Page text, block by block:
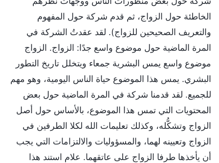
الخاطئة حول الزواج، ثم قدم شركة حول المفهوم
والتعريف الصحيحين للزواج). لقد عقدتُ الشركة في
المرة الماضية حول موضوع واسع جدًا: الزواج. الزواج
موضوع واسع يمس البشرية جمعاء ويتخلل تاريخ التطور
البشري. يمس هذا الموضوع حياة الناس اليومية، وهو مهم
للجميع. لقد قدمنا شركة في المرة الماضية حول بعض
المحتويات التي تمس هذا الموضوع، بالأساس حول أصل
الزواج وتشكُّله، وكذلك تعليمات الله لكلا الطرفين في
الزواج وتعيينه لهما، والمسؤوليات والالتزامات التي يجب
أن يأخذها طرفا الزواج على عاتقهما. علام استند هذا